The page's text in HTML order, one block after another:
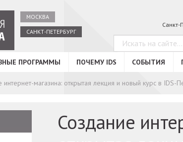
МОСКВА
САНКТ-ПЕТЕРБУРГ
Санкт-
ПРОГРАММЫ ПОЧЕМУ IDS СОБЫТИЯ
интернет-магазина: открытая лекция и новый курс в IDS-
Создание